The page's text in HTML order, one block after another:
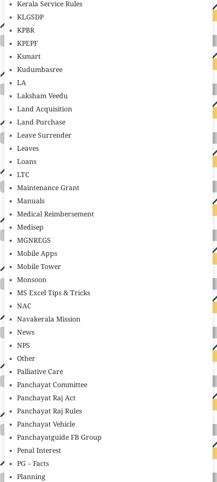
Kerala Service Rules
KLGSDP
KPBR
KPEPF
Ksmart
Kudumbasree
LA
Laksham Veedu
Land Acquisition
Land Purchase
Leave Surrender
Leaves
Loans
LTC
Maintenance Grant
Manuals
Medical Reimbersement
Medisep
MGNREGS
Mobile Apps
Mobile Tower
Monsoon
MS Excel Tips & Tricks
NAC
Navakerala Mission
News
NPS
Other
Palliative Care
Panchayat Committee
Panchayat Raj Act
Panchayat Raj Rules
Panchayat Vehicle
Panchayatguide FB Group
Penal Interest
PG – Facts
Planning